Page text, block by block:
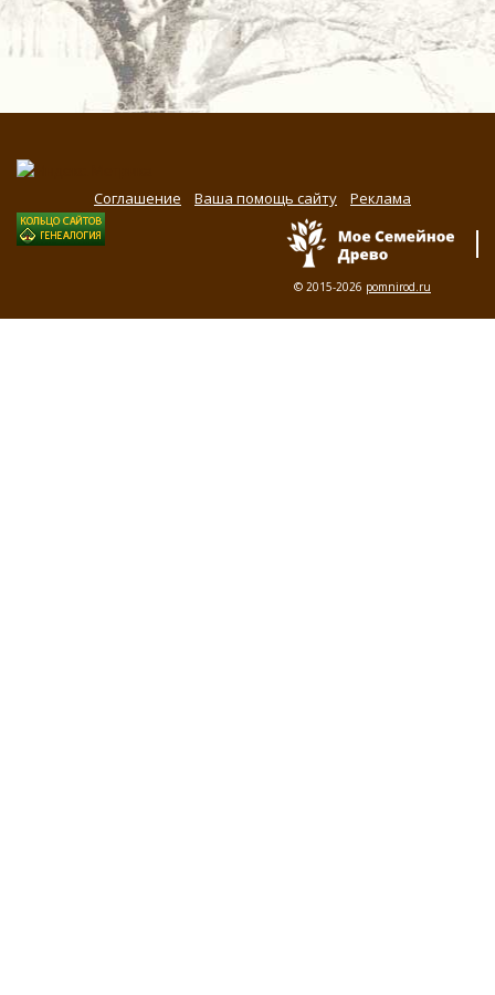
Соглашение Ваша помощь сайту Реклама
© 2015-2026 pomnirod.ru